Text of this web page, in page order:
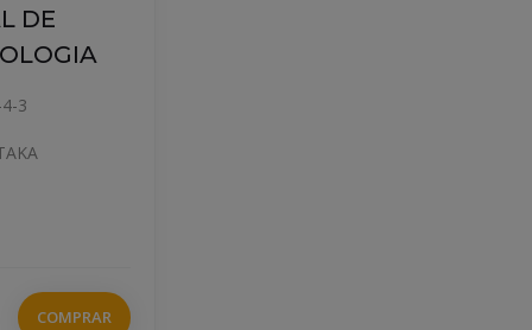
DE
3
COMPRAR